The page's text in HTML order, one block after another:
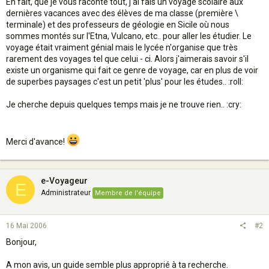
dernières vacances avec des élèves de ma classe (première \
terminale) et des professeurs de géologie en Sicile où nous
sommes montés sur l'Etna, Vulcano, etc.. pour aller les étudier. Le
voyage était vraiment génial mais le lycée n'organise que très
rarement des voyages tel que celui - ci. Alors j'aimerais savoir s'il
existe un organisme qui fait ce genre de voyage, car en plus de voir
de superbes paysages c'est un petit 'plus' pour les études.. :roll:
Je cherche depuis quelques temps mais je ne trouve rien.. :cry:
Merci d'avance!
E e-Voyageur
Administrateur Membre de l'équipe
16 Mai 2006 #2
Bonjour,
A mon avis, un guide semble plus approprié à ta recherche.